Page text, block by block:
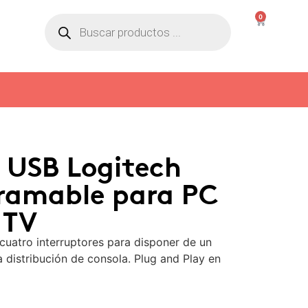
0
Logitech
para PC
interruptores para disponer de un
de consola. Plug and Play en